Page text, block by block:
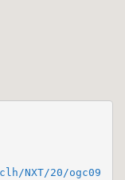
NXT/20/ogc09